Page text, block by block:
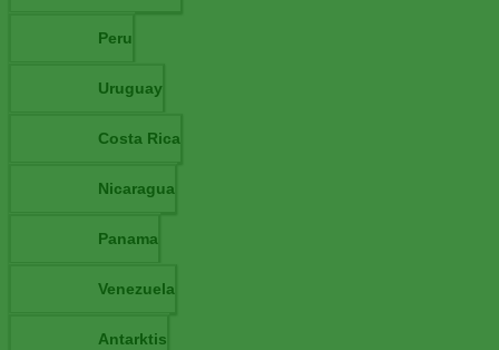
Peru
Uruguay
Costa Rica
Nicaragua
Panama
Venezuela
Antarktis